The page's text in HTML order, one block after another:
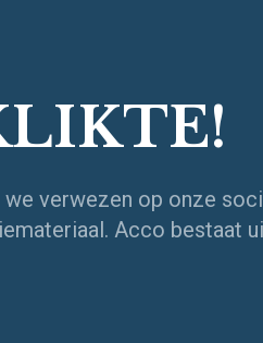
we verwezen op onze
Acco bestaat